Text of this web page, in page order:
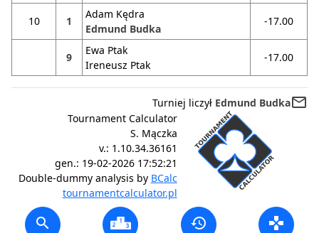
10 1
Adam Kędra
Edmund Budka
-17.00
9
Ewa Ptak
Ireneusz Ptak
-17.00
Turniej liczył Edmund Budkamail_outline
Tournament Calculator
S. Mączka
v.: 1.10.34.36161
gen.: 19-02-2026 17:52:21
Double-dummy analysis by BCalc
tournamentcalculator.pl
search history gamepad